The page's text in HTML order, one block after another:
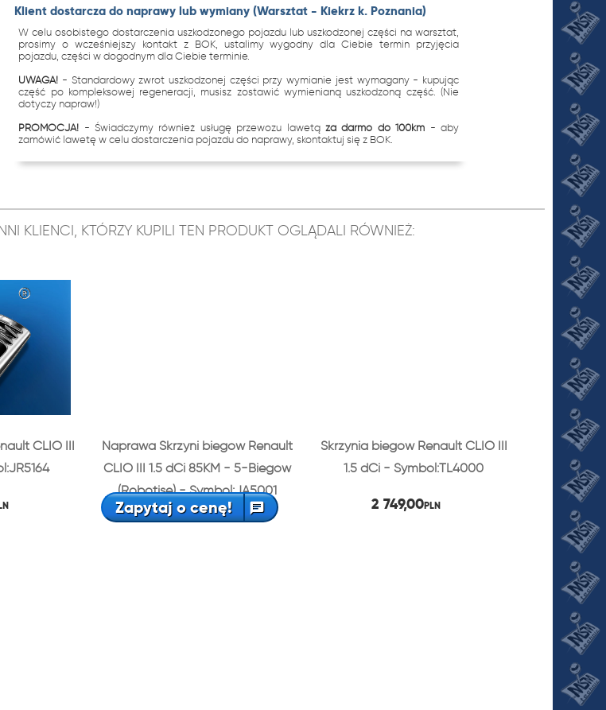
Klient dostarcza do naprawy lub wymiany (Warsztat - Kiekrz k. Poznania)
W celu osobistego dostarczenia uszkodzonego pojazdu lub uszkodzonej części na warsztat,
prosimy o wcześniejszy kontakt z BOK, ustalimy wygodny dla Ciebie termin przyjęcia
pojazdu, części w dogodnym dla Ciebie terminie.
UWAGA! - Standardowy zwrot uszkodzonej części przy wymianie jest wymagany - kupując
część po kompleksowej regeneracji, musisz zostawić wymienianą uszkodzoną część. (Nie
dotyczy napraw!)
PROMOCJA! - Świadczymy również usługę przewozu lawetą za darmo do 100km - aby
zamówić lawetę w celu dostarczenia pojazdu do naprawy, skontaktuj się z BOK.
KLIENCI, KTÓRZY KUPILI TEN PRODUKT OGLĄDALI RÓWNIEŻ:
CLIO III
Naprawa Skrzyni biegów Renault
CLIO III 1.5 dCi 85KM - 5-Biegów
(Robotise) - Symbol:JA5001
Zapytaj o cenę!
Skrzynia biegów Renault CLIO III
1.5 dCi - Symbol:TL4000
2 749,00PLN